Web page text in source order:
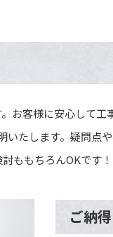
お客様に安心して
たします。疑問点
ももちろんOKです！
ご納